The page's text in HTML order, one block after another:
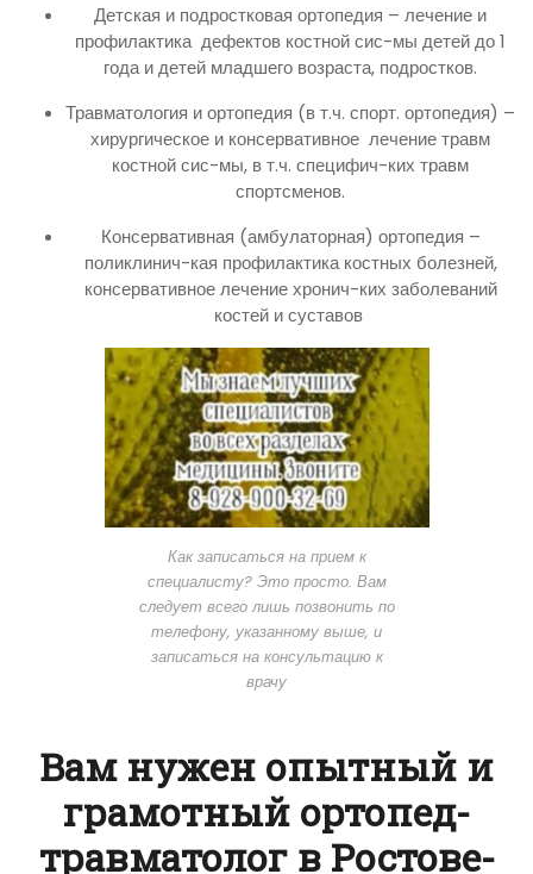
Детская и подростковая ортопедия – лечение и
профилактика дефектов костной сис-мы детей до 1
года и детей младшего возраста, подростков.
Травматология и ортопедия (в т.ч. спорт. ортопедия) –
хирургическое и консервативное лечение травм
костной сис-мы, в т.ч. специфич-ких травм
спортсменов.
Консервативная (амбулаторная) ортопедия –
поликлинич-кая профилактика костных болезней,
консервативное лечение хронич-ких заболеваний
костей и суставов
Как записаться на прием к
специалисту? Это просто. Вам
следует всего лишь позвонить по
телефону, указанному выше, и
записаться на консультацию к
врачу
Вам нужен опытный и
грамотный ортопед-
травматолог в Ростове-